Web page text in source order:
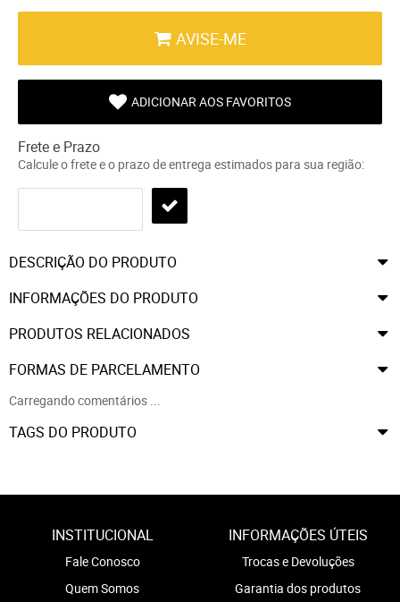
AVISE-ME
ADICIONAR AOS FAVORITOS
Frete e Prazo
Calcule o frete e o prazo de entrega estimados para sua região:
DESCRIÇÃO DO PRODUTO
INFORMAÇÕES DO PRODUTO
PRODUTOS RELACIONADOS
FORMAS DE PARCELAMENTO
Carregando comentários ...
TAGS DO PRODUTO
INSTITUCIONAL
Fale Conosco
Quem Somos
INFORMAÇÕES ÚTEIS
Trocas e Devoluções
Garantia dos produtos